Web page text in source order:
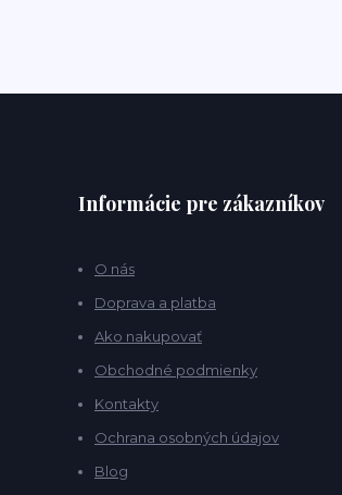
Informácie pre zákazníkov
O nás
Doprava a platba
Ako nakupovať
Obchodné podmienky
Kontakty
Ochrana osobných údajov
Blog